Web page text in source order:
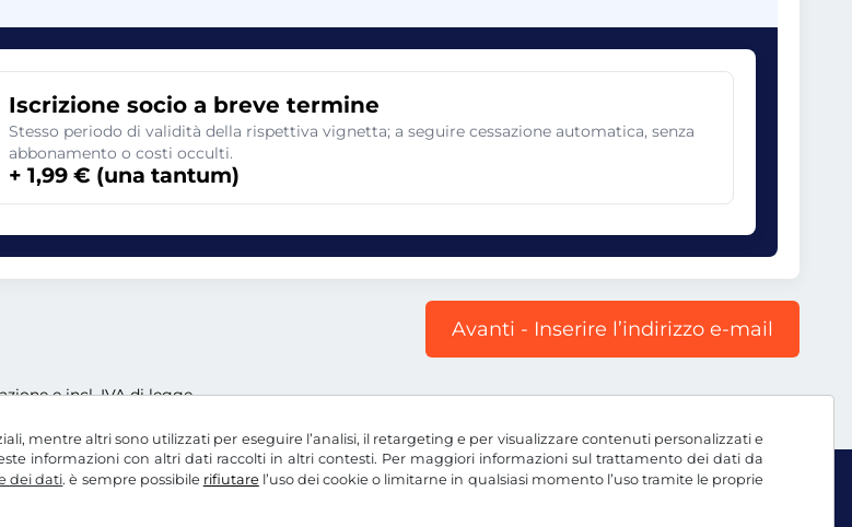
mentre altri sono utilizzati per eseguire l’analisi, il retargeting e per visualizzare contenuti personalizzati e
informazioni con altri dati raccolti in altri contesti. Per maggiori informazioni sul trattamento dei dati da
dei dati. è sempre possibile rifiutarel’uso dei cookie o limitarne in qualsiasi momento l’uso tramite le proprie
Iscrizione socio a breve termine
Stesso periodo di validità della rispettiva vignetta; a seguire cessazione automatica, senza
abbonamento o costi occulti.
+ 1,99 € (una tantum)
Avanti - Inserire l’indirizzo e-mail
e incl. IVA di legge